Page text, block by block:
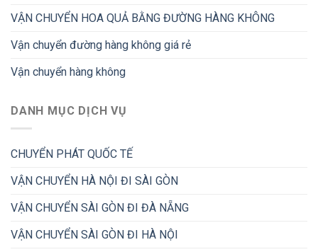
VẬN CHUYỂN HOA QUẢ BẰNG ĐƯỜNG HÀNG KHÔNG
Vận chuyển đường hàng không giá rẻ
Vận chuyển hàng không
DANH MỤC DỊCH VỤ
CHUYỂN PHÁT QUỐC TẾ
VẬN CHUYỂN HÀ NỘI ĐI SÀI GÒN
VẬN CHUYỂN SÀI GÒN ĐI ĐÀ NẴNG
VẬN CHUYỂN SÀI GÒN ĐI HÀ NỘI